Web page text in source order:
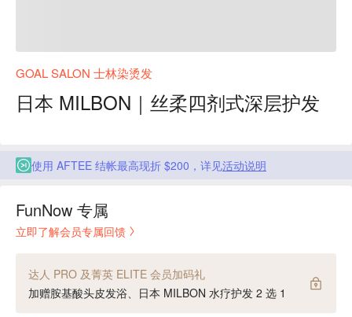
GOAL SALON 士林染烫发
日本 MILBON｜丝柔四剂式深层护发
使用 AFTEE 结帐最高现折 $200，详见活动说明
FunNow 专属
立即了解会员专属回馈
达人 PRO 及菁英 ELITE 会员加码礼
加赠胺基酸头皮发浴、日本 MILBON 水疗护发 2 选 1